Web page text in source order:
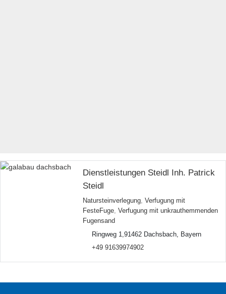
Dienstleistungen Steidl Inh. Patrick
Steidl
Natursteinverlegung, Verfugung mit
FesteFuge, Verfugung mit unkrauthemmenden
Fugensand
Ringweg 1,91462 Dachsbach, Bayern
+49 91639974902